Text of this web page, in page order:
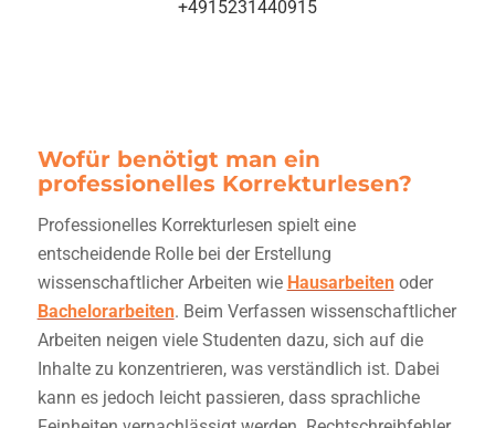
+4915231440915
Wofür benötigt man ein
professionelles Korrekturlesen?
Professionelles Korrekturlesen spielt eine
entscheidende Rolle bei der Erstellung
wissenschaftlicher Arbeiten wie Hausarbeitenoder
Bachelorarbeiten. Beim Verfassen wissenschaftlicher
Arbeiten neigen viele Studenten dazu, sich auf die
Inhalte zu konzentrieren, was verständlich ist. Dabei
kann es jedoch leicht passieren, dass sprachliche